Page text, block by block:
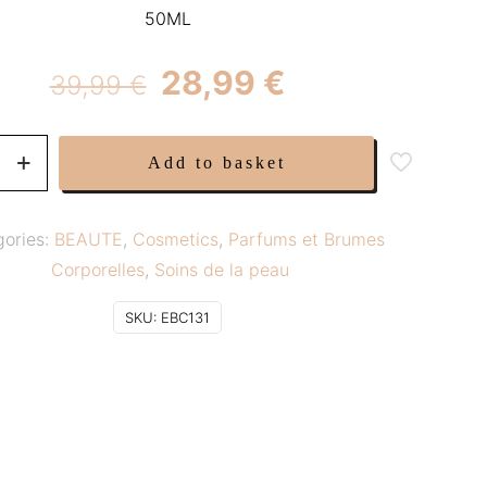
50ML
39,99€ Original
price
was:
39,99 €.
28,99 €
is:
28,99 €.
Add to basket
SKU: EBC131
BEAUTE, Cosmetics, Parfums et Brumes
Corporelles, Soins de la peau